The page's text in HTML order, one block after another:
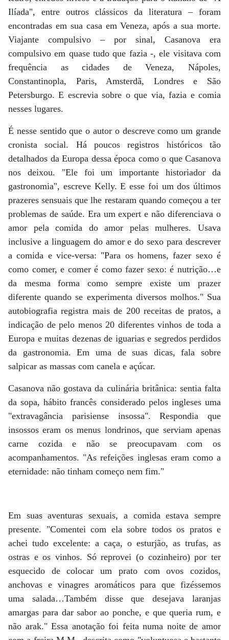
Ilíada", entre outros clássicos da literatura – foram
encontradas em sua casa em Veneza, após a sua morte.
Viajante compulsivo – por sinal, Casanova era
compulsivo em quase tudo que fazia -, ele visitava com
frequência as cidades de Veneza, Nápoles,
Constantinopla, Paris, Amsterdã, Londres e São
Petersburgo. E escrevia sobre o que via, fazia e comia
nesses lugares.
É nesse sentido que o autor o descreve como um grande
cronista social. Há poucos registros históricos tão
detalhados da Europa dessa época como o que Casanova
nos deixou. "Ele foi um importante historiador da
gastronomia", escreve Kelly. E esse foi um dos últimos
prazeres sensuais que lhe restaram quando começou a ter
problemas de saúde. Era um expert e não diferenciava o
amor pela comida do amor pelas mulheres. Usava
inclusive a linguagem do amor e do sexo para descrever
a comida e vice-versa: "Para os homens, fazer sexo é
como comer, e comer é como fazer sexo: é nutrição…e
da mesma forma como sempre existe um prazer
diferente quando se experimenta diversos molhos." Sua
autobiografia registra mais de 200 receitas de pratos, a
indicação de pelo menos 20 diferentes vinhos de toda a
Europa e muitas dezenas de iguarias e segredos perdidos
da gastronomia. Em uma de suas dicas, fala sobre
salpicar as massas com canela e açúcar.
Casanova não gostava da culinária britânica: sentia falta
da sopa, hábito francês considerado pelos ingleses uma
"extravagância parisiense insossa". Respondia que
insossos eram os menus londrinos, que serviam apenas
carne cozida e não se preocupavam com os
acompanhamentos. "As refeições inglesas eram como a
eternidade: não tinham começo nem fim."
Em suas aventuras sexuais, a comida estava sempre
presente. "Comentei com ela sobre todos os pratos e
achei tudo excelente: a caça, o esturjão, as trufas, as
ostras e os vinhos. Só reprovei (o cozinheiro) por ter
esquecido de colocar um prato com ovos cozidos,
anchovas e vinagres aromáticos para que fizéssemos
uma salada…Também disse que desejava laranjas
amargas para dar sabor ao ponche, e que queria rum, e
não arak." Essa anotação foi feita numa noite de amor